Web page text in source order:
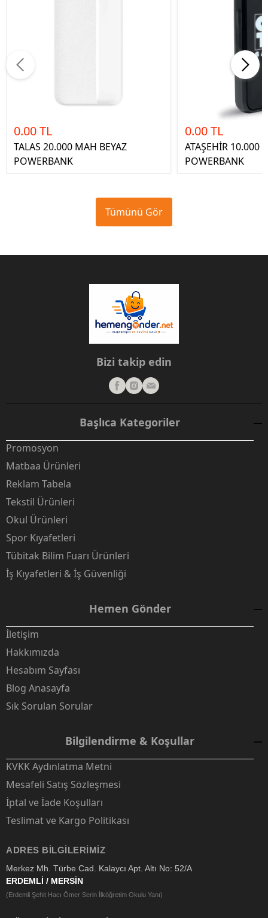
0.00 TL
TALAS 20.000 MAH BEYAZ
POWERBANK
0.00 TL
ATAŞEHİR 10.000
POWERBANK
Tümünü Gör
Bizi takip edin
Başlıca Kategoriler
Promosyon
Matbaa Ürünleri
Reklam Tabela
Tekstil Ürünleri
Okul Ürünleri
Spor Kıyafetleri
Tübitak Bilim Fuarı Ürünleri
İş Kıyafetleri & İş Güvenliği
Hemen Gönder
İletişim
Hakkımızda
Hesabım Sayfası
Blog Anasayfa
Sık Sorulan Sorular
Bilgilendirme & Koşullar
KVKK Aydınlatma Metni
Mesafeli Satış Sözleşmesi
İptal ve İade Koşulları
Teslimat ve Kargo Politikası
ADRES BILGILERIMIZ
Merkez Mh. Türbe Cad. Kalaycı Apt. Altı No: 52/A
ERDEMLİ / MERSİN
(Erdemli Şehit Hacı Ömer Serin İlköğretim Okulu Yanı)